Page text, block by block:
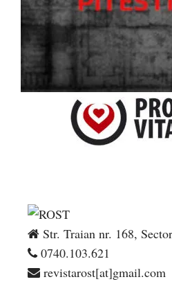
Str. Traian nr. 168,
0740.103.621
revistarost[at]gmail.com